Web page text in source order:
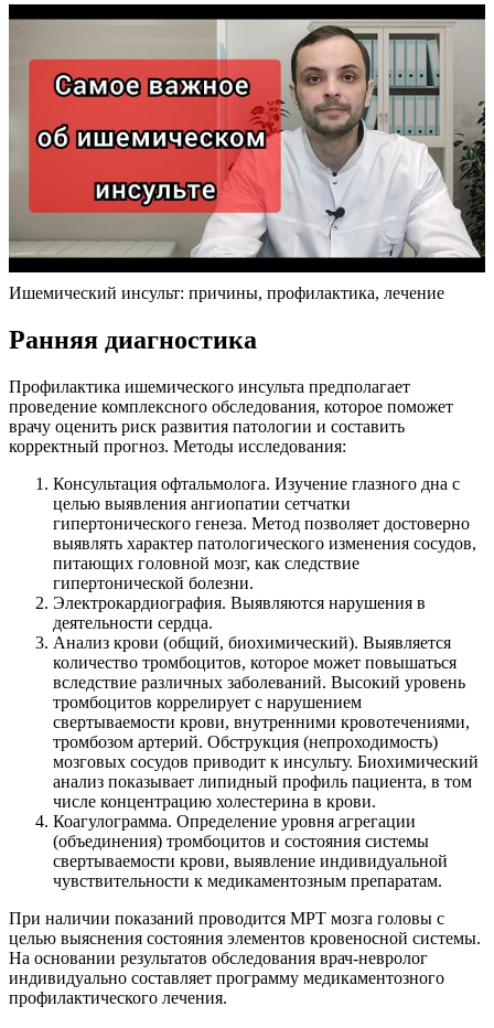
Ишемический инсульт: причины, профилактика, лечение
Ранняя диагностика
Профилактика ишемического инсульта предполагает
проведение комплексного обследования, которое поможет
врачу оценить риск развития патологии и составить
корректный прогноз. Методы исследования:
Консультация офтальмолога. Изучение глазного дна с
целью выявления ангиопатии сетчатки
гипертонического генеза. Метод позволяет достоверно
выявлять характер патологического изменения сосудов,
питающих головной мозг, как следствие
гипертонической болезни.
Электрокардиография. Выявляются нарушения в
деятельности сердца.
Анализ крови (общий, биохимический). Выявляется
количество тромбоцитов, которое может повышаться
вследствие различных заболеваний. Высокий уровень
тромбоцитов коррелирует с нарушением
свертываемости крови, внутренними кровотечениями,
тромбозом артерий. Обструкция (непроходимость)
мозговых сосудов приводит к инсульту. Биохимический
анализ показывает липидный профиль пациента, в том
числе концентрацию холестерина в крови.
Коагулограмма. Определение уровня агрегации
(объединения) тромбоцитов и состояния системы
свертываемости крови, выявление индивидуальной
чувствительности к медикаментозным препаратам.
При наличии показаний проводится МРТ мозга головы с
целью выяснения состояния элементов кровеносной системы.
На основании результатов обследования врач-невролог
индивидуально составляет программу медикаментозного
профилактического лечения.